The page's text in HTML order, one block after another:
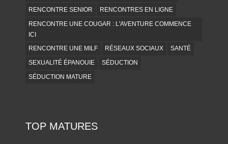
RENCONTRE SENIOR
RENCONTRES EN LIGNE
RENCONTRE UNE COUGAR : L'AVENTURE COMMENCE
ICI
RENCONTRE UNE MILF
RÉSEAUX SOCIAUX
SANTÉ
SEXUALITÉ ÉPANOUIE
SÉDUCTION
SÉDUCTION MATURE
TOP MATURES